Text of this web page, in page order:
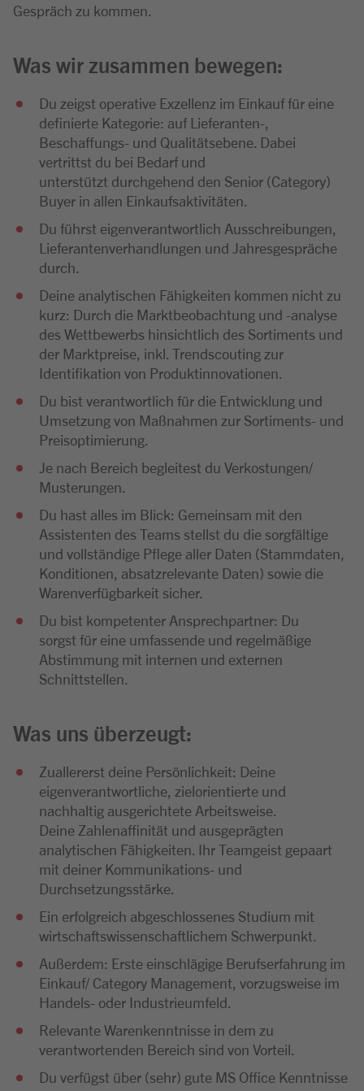
Gespräch zu kommen.
Was wir zusammen bewegen:
Du zeigst operative Exzellenz im Einkauf für eine
definierte Kategorie: auf Lieferanten-,
Beschaffungs- und Qualitätsebene. Dabei
vertrittst du bei Bedarf und
unterstützt durchgehend den Senior (Category)
Buyer in allen Einkaufsaktivitäten.
Du führst eigenverantwortlich Ausschreibungen,
Lieferantenverhandlungen und Jahresgespräche
durch.
Deine analytischen Fähigkeiten kommen nicht zu
kurz: Durch die Marktbeobachtung und -analyse
des Wettbewerbs hinsichtlich des Sortiments und
der Marktpreise, inkl. Trendscouting zur
Identifikation von Produktinnovationen.
Du bist verantwortlich für die Entwicklung und
Umsetzung von Maßnahmen zur Sortiments- und
Preisoptimierung.
Je nach Bereich begleitest du Verkostungen/
Musterungen.
Du hast alles im Blick: Gemeinsam mit den
Assistenten des Teams stellst du die sorgfältige
und vollständige Pflege aller Daten (Stammdaten,
Konditionen, absatzrelevante Daten) sowie die
Warenverfügbarkeit sicher.
Du bist kompetenter Ansprechpartner: Du
sorgst für eine umfassende und regelmäßige
Abstimmung mit internen und externen
Schnittstellen.
Was uns überzeugt:
Zuallererst deine Persönlichkeit: Deine
eigenverantwortliche, zielorientierte und
nachhaltig ausgerichtete Arbeitsweise.
Deine Zahlenaffinität und ausgeprägten
analytischen Fähigkeiten. Ihr Teamgeist gepaart
mit deiner Kommunikations- und
Durchsetzungsstärke.
Ein erfolgreich abgeschlossenes Studium mit
wirtschaftswissenschaftlichem Schwerpunkt.
Außerdem: Erste einschlägige Berufserfahrung im
Einkauf/ Category Management, vorzugsweise im
Handels- oder Industrieumfeld.
Relevante Warenkenntnisse in dem zu
verantwortenden Bereich sind von Vorteil.
Du verfügst über (sehr) gute MS Office Kenntnisse